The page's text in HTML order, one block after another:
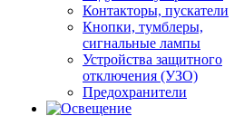
Контакторы, пускатели
Кнопки, тумблеры,
сигнальные лампы
Устройства защитного
отключения (УЗО)
Предохранители